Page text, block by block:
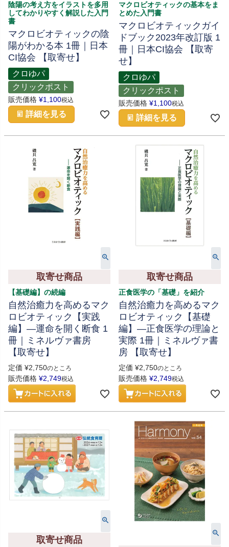
陰陽の考え方をイラストを多用
してわかりやすく解説した入門
書
マクロビオティックの陰
陽がわかる本 1冊｜日本
CI協会 【取寄せ】
クロゆパ
クリックポスト
販売価格 ¥1,100税込
詳細を見る
マクロビオティックの基本をま
とめた入門書
マクロビオティックガイ
ドブック2023年改訂版 1
冊｜日本CI協会 【取寄
せ】
クロゆパ
クリックポスト
販売価格 ¥1,100税込
詳細を見る
取寄せ商品
【基礎編】の続編
自然治癒力を高めるマク
ロビオティック【実践
編】―運命を開く断食 1
冊｜ミネルヴァ書房
【取寄せ】
定価 ¥2,750のところ
販売価格 ¥2,749税込
取寄せ商品
正食医学の「基礎」を紹介
自然治癒力を高めるマク
ロビオティック【基礎
編】―正食医学の理論と
実際 1冊｜ミネルヴァ書
房 【取寄せ】
定価 ¥2,750のところ
販売価格 ¥2,749税込
取寄せ商品